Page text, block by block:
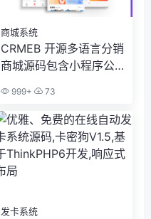
商城系统
CRMEB 开源多语言分销
商城源码包含小程序公众
999+ 73
发卡系统